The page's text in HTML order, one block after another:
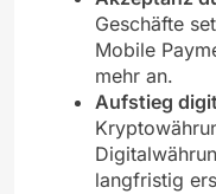
Geschäfte
Mobile
mehr an.
Aufstieg
langfristig